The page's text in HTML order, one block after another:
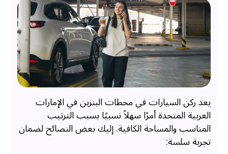
يعد ركن السيارات في محطات البنزين في الإمارات
العربية المتحدة أمرًا سهلاً نسبيًا بسبب الترتيب
المناسب والمساحة الكافية. إليك بعض النصائح لضمان
تجربة سلسة: